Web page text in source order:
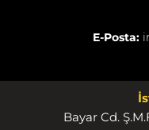
E-Posta:
Bayar Cd.